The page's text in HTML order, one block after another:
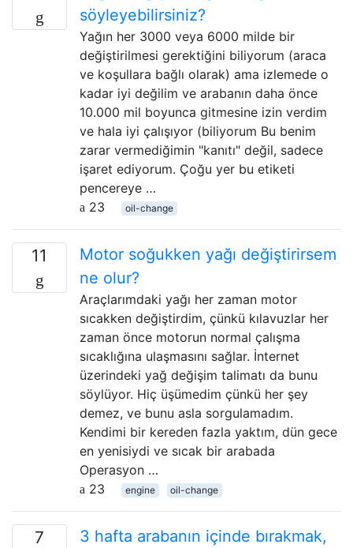
söyleyebilirsiniz?
Yağın her 3000 veya 6000 milde bir
değiştirilmesi gerektiğini biliyorum (araca
ve koşullara bağlı olarak) ama izlemede o
kadar iyi değilim ve arabanın daha önce
10.000 mil boyunca gitmesine izin verdim
ve hala iyi çalışıyor (biliyorum Bu benim
zarar vermediğimin "kanıtı" değil, sadece
işaret ediyorum. Çoğu yer bu etiketi
pencereye …
23
oil-change
11
Motor soğukken yağı değiştirirsem
ne olur?
Araçlarımdaki yağı her zaman motor
sıcakken değiştirdim, çünkü kılavuzlar her
zaman önce motorun normal çalışma
sıcaklığına ulaşmasını sağlar. İnternet
üzerindeki yağ değişim talimatı da bunu
söylüyor. Hiç üşümedim çünkü her şey
demez, ve bunu asla sorgulamadım.
Kendimi bir kereden fazla yaktım, dün gece
en yenisiydi ve sıcak bir arabada
Operasyon …
23
engine oil-change
7
3 hafta arabanın içinde bırakmak,